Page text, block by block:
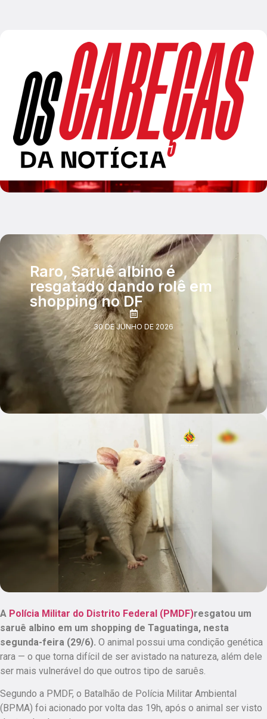
Raro, Saruê albino é
resgatado dando rolê em
shopping no DF
30 DE JUNHO DE 2026
A Polícia Militar do Distrito Federal (PMDF)resgatou um
saruê albino em um shopping de Taguatinga, nesta
segunda-feira (29/6). O animal possui uma condição genética
rara — o que torna difícil de ser avistado na natureza, além dele
ser mais vulnerável do que outros tipo de saruês.
Segundo a PMDF, o Batalhão de Polícia Militar Ambiental
(BPMA) foi acionado por volta das 19h, após o animal ser visto